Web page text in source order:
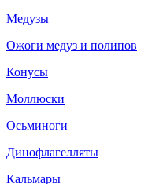
Медузы
Ожоги медуз и полипов
Конусы
Моллюски
Осьминоги
Динофлагелляты
Кальмары